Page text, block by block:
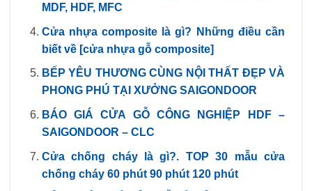
MDF, HDF, MFC
Cửa nhựa composite là gì? Những điều cần
biết về [cửa nhựa gỗ composite]
BẾP YÊU THƯƠNG CÙNG NỘI THẤT ĐẸP VÀ
PHONG PHÚ TẠI XƯỞNG SAIGONDOOR
BÁO GIÁ CỬA GỖ CÔNG NGHIỆP HDF –
SAIGONDOOR – CLC
Cửa chống cháy là gì?. TOP 30 mẫu cửa
chống cháy 60 phút 90 phút 120 phút